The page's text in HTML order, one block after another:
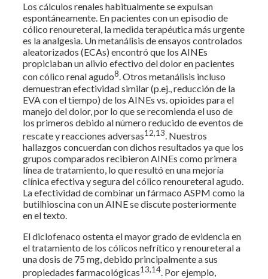
Los cálculos renales habitualmente se expulsan
espontáneamente. En pacientes con un episodio de
cólico renoureteral, la medida terapéutica más urgente
es la analgesia. Un metanálisis de ensayos controlados
aleatorizados (ECAs) encontró que los AINEs
propiciaban un alivio efectivo del dolor en pacientes
con cólico renal agudo8. Otros metanálisis incluso
demuestran efectividad similar (p.ej., reducción de la
EVA con el tiempo) de los AINEs vs. opioides para el
manejo del dolor, por lo que se recomienda el uso de
los primeros debido al número reducido de eventos de
rescate y reacciones adversas12,13. Nuestros
hallazgos concuerdan con dichos resultados ya que los
grupos comparados recibieron AINEs como primera
línea de tratamiento, lo que resultó en una mejoría
clínica efectiva y segura del cólico renoureteral agudo.
La efectividad de combinar un fármaco ASPM como la
butilhioscina con un AINE se discute posteriormente
en el texto.
El diclofenaco ostenta el mayor grado de evidencia en
el tratamiento de los cólicos nefrítico y renoureteral a
una dosis de 75 mg, debido principalmente a sus
propiedades farmacológicas13,14. Por ejemplo,